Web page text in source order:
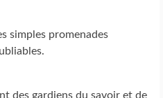
simples promenades
des gardiens du savoir et de